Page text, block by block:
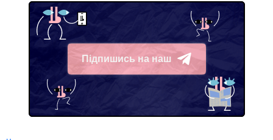
Підпишись на наш
Telegram